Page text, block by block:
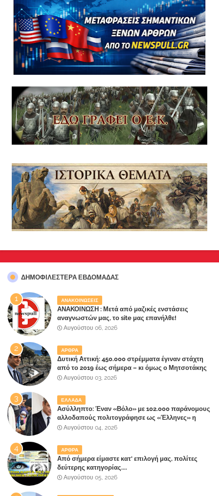
ΔΗΜΟΦΙΛΈΣΤΕΡΑ ΕΒΔΟΜΆΔΑΣ
ΑΝΑΚΟΙΝΩΣΕΙΣ
ΑΝΑΚΟΙΝΩΣΗ : Μετά από μαζικές ενστάσεις
αναγνωστών μας, το site μας επανήλθε!
Αυγούστου 06, 2026
ΑΡΘΡΑ
Δυτική Αττική: 450.000 στρέμματα έγιναν στάχτη
από το 2019 έως σήμερα – κι όμως ο Μητσοτάκης
έλαβε 40% και 45% στις εκλογές του 2023,ενώ 50%
Αυγούστου 03, 2026
ΕΛΛΑΔΑ
Ασύλληπτο: Έναν «Βόλο» με 102.000 παράνομους
αλλοδαπούς πολιτογράφησε ως «Έλληνες» η
κυβέρνηση!
Αυγούστου 04, 2026
ΑΡΘΡΑ
Από σήμερα είμαστε κατ' επιλογή μας, πολίτες
δεύτερης κατηγορίας....
Αυγούστου 05, 2026